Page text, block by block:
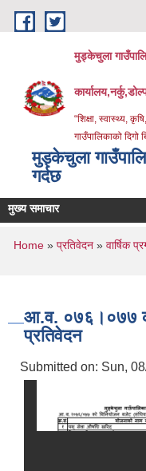
Skip to main content
मुड्केचुला
“शिक्षा, स्वास्थ्य,
गाउँपालिकाको
मुड्केचुला
गर्दछ
मुख्य समाचार
You are here
Home» प्रतिवेदन» वार्षिक
आ.व. ०७६।०७७
प्रतिवेदन
Submitted on: Sun,